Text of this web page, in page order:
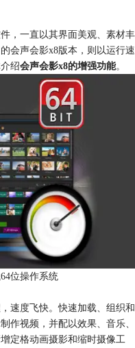
，一直以其界面美观、素材丰
会声会影x8版本，则以运行速
绍会声会影x8的增强功能。
位操作系统
速度飞快。快速加载、组织和
作视频，并配以效果、音乐、
定格动画摄影和缩时摄像工